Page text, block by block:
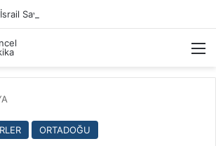
Savaşı Hakkında
ORTADOĞU